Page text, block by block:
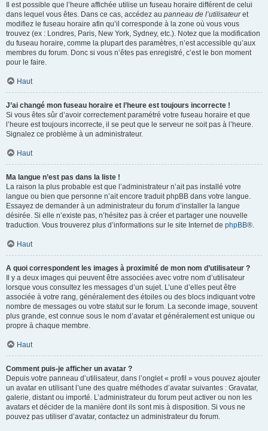
Il est possible que l’heure affichée utilise un fuseau horaire différent de celui
dans lequel vous êtes. Dans ce cas, accédez au panneau de l’utilisateuret
modifiez le fuseau horaire afin qu’il corresponde à la zone où vous vous
trouvez (ex : Londres, Paris, New York, Sydney, etc.). Notez que la modification
du fuseau horaire, comme la plupart des paramètres, n’est accessible qu’aux
membres du forum. Donc si vous n’êtes pas enregistré, c’est le bon moment
pour le faire.
Haut
J’ai changé mon fuseau horaire et l’heure est toujours incorrecte !
Si vous êtes sûr d’avoir correctement paramétré votre fuseau horaire et que
l’heure est toujours incorrecte, il se peut que le serveur ne soit pas à l’heure.
Signalez ce problème à un administrateur.
Haut
Ma langue n’est pas dans la liste !
La raison la plus probable est que l’administrateur n’ait pas installé votre
langue ou bien que personne n’ait encore traduit phpBB dans votre langue.
Essayez de demander à un administrateur du forum d’installer la langue
désirée. Si elle n’existe pas, n’hésitez pas à créer et partager une nouvelle
traduction. Vous trouverez plus d’informations sur le site Internet de phpBB®.
Haut
A quoi correspondent les images à proximité de mon nom d’utilisateur ?
Il y a deux images qui peuvent être associées avec votre nom d’utilisateur
lorsque vous consultez les messages d’un sujet. L’une d’elles peut être
associée à votre rang, généralement des étoiles ou des blocs indiquant votre
nombre de messages ou votre statut sur le forum. La seconde image, souvent
plus grande, est connue sous le nom d’avatar et généralement est unique ou
propre à chaque membre.
Haut
Comment puis-je afficher un avatar ?
Depuis votre panneau d’utilisateur, dans l’onglet « profil » vous pouvez ajouter
un avatar en utilisant l’une des quatre méthodes d’avatar suivantes : Gravatar,
galerie, distant ou importé. L’administrateur du forum peut activer ou non les
avatars et décider de la manière dont ils sont mis à disposition. Si vous ne
pouvez pas utiliser d’avatar, contactez un administrateur du forum.